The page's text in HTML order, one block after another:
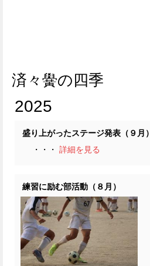
済々黌の四季
2025
盛り上がったステージ発表（９月）
・・・ 詳細を見る
練習に励む部活動（８月）